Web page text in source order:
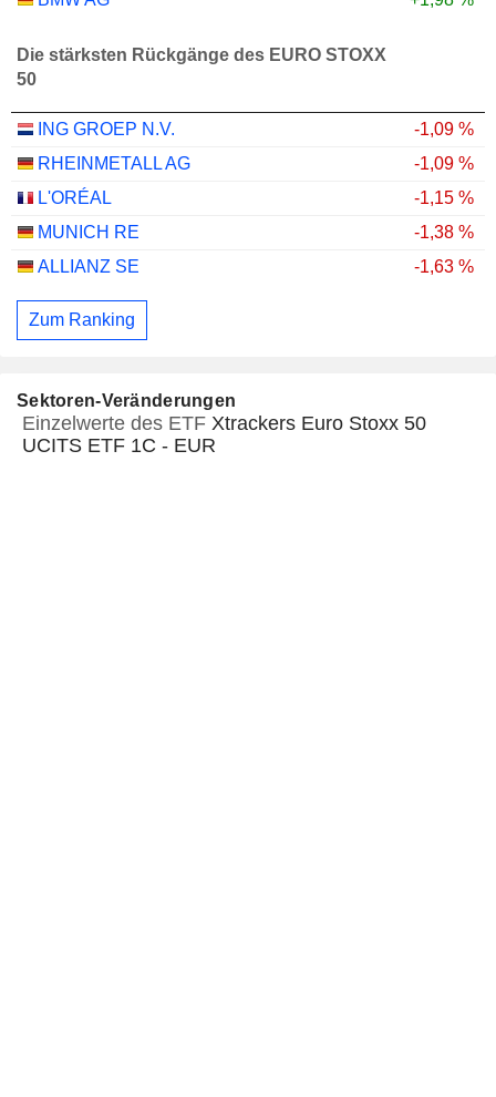
Die stärksten Rückgänge des EURO STOXX
50
ING GROEP N.V.
-1,09 %
RHEINMETALL AG
-1,09 %
L'ORÉAL
-1,15 %
MUNICH RE
-1,38 %
ALLIANZ SE
-1,63 %
Zum Ranking
Sektoren-Veränderungen
Einzelwerte des ETF Xtrackers Euro Stoxx 50
UCITS ETF 1C - EUR